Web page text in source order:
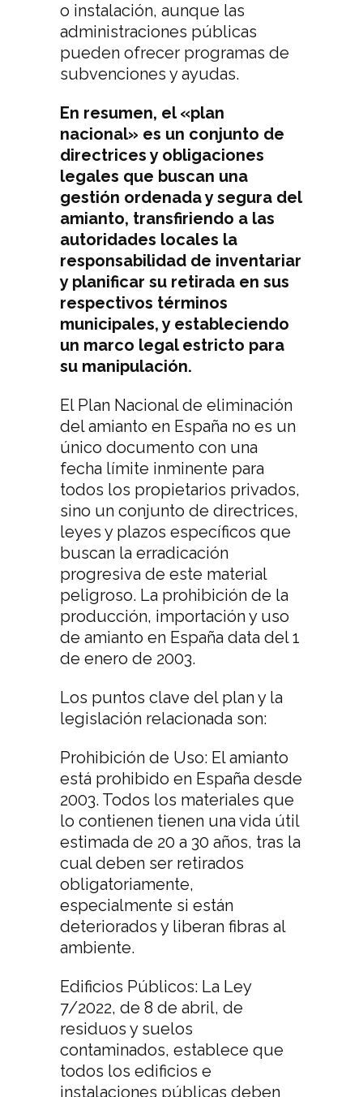
o instalación, aunque las
administraciones públicas
pueden ofrecer programas de
subvenciones y ayudas.
En resumen, el «plan
nacional» es un conjunto de
directrices y obligaciones
legales que buscan una
gestión ordenada y segura del
amianto, transfiriendo a las
autoridades locales la
responsabilidad de inventariar
y planificar su retirada en sus
respectivos términos
municipales, y estableciendo
un marco legal estricto para
su manipulación.
El Plan Nacional de eliminación
del amianto en España no es un
único documento con una
fecha límite inminente para
todos los propietarios privados,
sino un conjunto de directrices,
leyes y plazos específicos que
buscan la erradicación
progresiva de este material
peligroso. La prohibición de la
producción, importación y uso
de amianto en España data del 1
de enero de 2003.
Los puntos clave del plan y la
legislación relacionada son:
Prohibición de Uso: El amianto
está prohibido en España desde
2003. Todos los materiales que
lo contienen tienen una vida útil
estimada de 20 a 30 años, tras la
cual deben ser retirados
obligatoriamente,
especialmente si están
deteriorados y liberan fibras al
ambiente.
Edificios Públicos: La Ley
7/2022, de 8 de abril, de
residuos y suelos
contaminados, establece que
todos los edificios e
instalaciones públicas deben